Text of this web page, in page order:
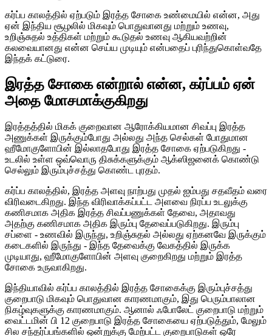
கர்ப்ப காலத்தில் ஏற்படும் இரத்த சோகை உண்மையில் என்ன, அது
ஏன் இந்திய சூழலில் மிகவும் பொதுவானது மற்றும் உணவு,
உறிஞ்சுதல் உத்திகள் மற்றும் கூடுதல் உணவு ஆகியவற்றின்
கலவையானது என்ன செய்ய முடியும் என்பதைப் புரிந்துகொள்வதே
இந்தக் கட்டுரை.
இரத்த சோகை என்றால் என்ன, கர்ப்பம் ஏன்
அதை மோசமாக்குகிறது
இரத்தத்தில் மிகக் குறைவான ஆரோக்கியமான சிவப்பு இரத்த
அணுக்கள் இருக்கும்போது அல்லது அந்த செல்கள் போதுமான
ஹீமோகுளோபின் இல்லாதபோது இரத்த சோகை ஏற்படுகிறது -
உடலில் உள்ள ஒவ்வொரு திசுக்களுக்கும் ஆக்ஸிஜனைக் கொண்டு
செல்லும் இரும்புச்சத்து கொண்ட புரதம்.
கர்ப்ப காலத்தில், இரத்த அளவு நாற்பது முதல் ஐம்பது சதவீதம் வரை
விரிவடைகிறது. இந்த விரிவாக்கப்பட்ட அளவை நிரப்ப உடலுக்கு
கணிசமாக அதிக இரத்த சிவப்பணுக்கள் தேவை, அதாவது
அதற்கு கணிசமாக அதிக இரும்பு தேவைப்படுகிறது. இரும்பு
சப்ளை - உணவில் இருந்து, உறிஞ்சுதல் அல்லது ஏற்கனவே இருக்கும்
கடைகளில் இருந்து - இந்த தேவைக்கு வேகத்தில் இருக்க
முடியாது, ஹீமோகுளோபின் அளவு குறைகிறது மற்றும் இரத்த
சோகை உருவாகிறது.
இந்தியாவில் கர்ப்ப காலத்தில் இரத்த சோகைக்கு இரும்புச்சத்து
குறைபாடு மிகவும் பொதுவான காரணமாகும், இது பெரும்பாலான
நிகழ்வுகளுக்கு காரணமாகும். ஆனால் ஃபோலேட் குறைபாடு மற்றும்
வைட்டமின் பி 12 குறைபாடு இரத்த சோகையை ஏற்படுத்தும், மேலும்
சில சந்தர்ப்பங்களில் ஒன்றுக்கு மேற்பட்ட குறைபாடுகள் ஒரே